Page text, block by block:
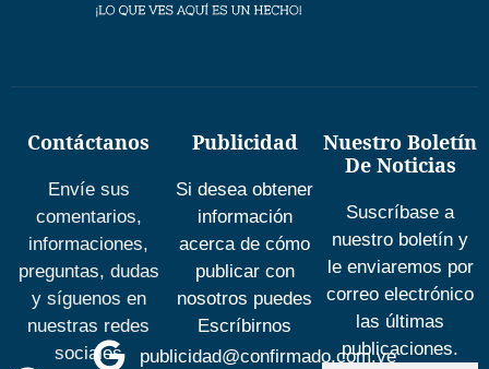
Contáctanos
Envíe sus
comentarios,
informaciones,
preguntas, dudas
y síguenos en
nuestras redes
sociales
Publicidad
Si desea obtener
información
acerca de cómo
publicar con
nosotros puedes
Escríbirnos
publicidad@confirmado.com.ve
Nuestro Boletín
De Noticias
Suscríbase a
nuestro boletín y
le enviaremos por
correo electrónico
las últimas
publicaciones.